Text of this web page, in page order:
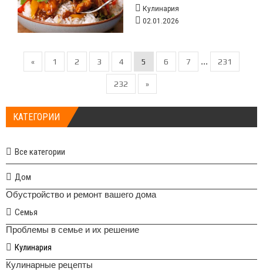
Кулинария
02.01.2026
« 1 2 3 4 5 6 7 ... 231
232 »
КАТЕГОРИИ
Все категории
Дом
Обустройство и ремонт вашего дома
Семья
Проблемы в семье и их решение
Кулинария
Кулинарные рецепты